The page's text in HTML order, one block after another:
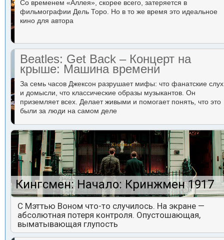
Со временем «Аллея», скорее всего, затеряется в
фильмографии Дель Торо. Но в то же время это идеальное
кино для автора
Beatles: Get Back – Концерт на
крыше: Машина времени
За семь часов Джексон разрушает мифы: что фанатские
и домысли, что классические образы музыкантов. Он
приземляет всех. Делает живыми и помогает понять, что это
были за люди на самом деле
Кингсмен: Начало: Кринжмен 1917
С Мэттью Воном что-то случилось. На экране —
абсолютная потеря контроля. Опустошающая,
выматывающая глупость